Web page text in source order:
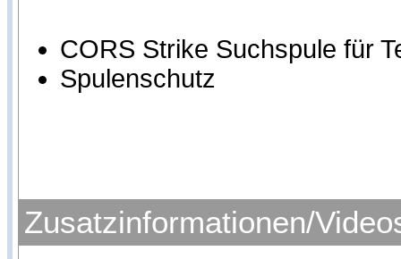
CORS Strike Suchspule für
Spulenschutz
Zusatzinformationen/